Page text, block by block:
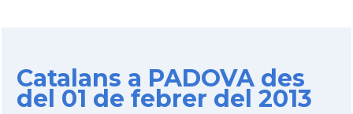
Catalans a PADOVA des
del 01 de febrer del 2013